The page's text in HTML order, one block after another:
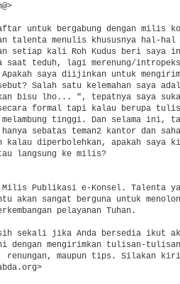
untuk bergabung dengan milis
talenta menulis khususnya hal-hal
setiap kali Roh Kudus beri saya
saat teduh, lagi merenung/
saya diijinkan untuk
Salah satu kelemahan saya
bisu lho... ", tepatnya saya
formal tapi kalau berupa
tinggi. Dan selama ini,
sebatas teman2 kantor dan
kalau diperbolehkan, apakah saya
langsung ke milis?
Publikasi e-Konsel. Talenta
akan sangat berguna untuk
pelayanan Tuhan.
sekali jika Anda bersedia ikut
dengan mengirimkan tulisan-
renungan, maupun tips. Silakan